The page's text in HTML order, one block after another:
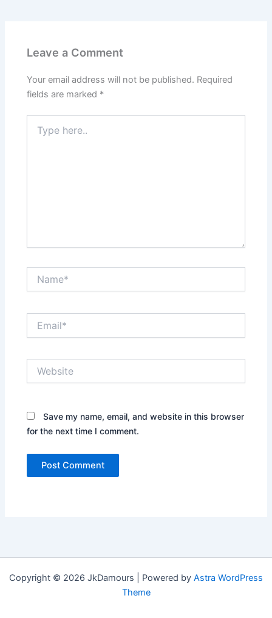
Leave a Comment
Your email address will not be published. Required
fields are marked *
here..
Save my name, email, and website in this browser
for the next time I comment.
Copyright © 2026 JkDamours | Powered by Astra WordPress
Theme